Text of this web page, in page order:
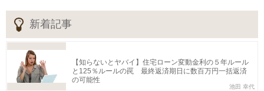
新着記事
【知らないとヤバイ】住宅ローン変動金利の５年ルール
と125％ルールの罠 最終返済期日に数百万円一括返済
の可能性
池田 幸代